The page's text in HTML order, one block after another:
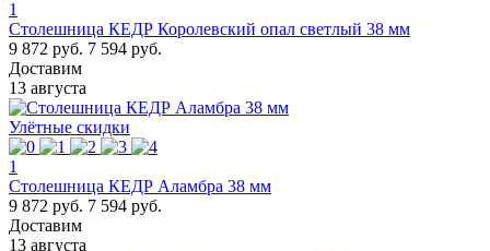
1
Столешница КЕДР Королевский опал светлый 38 мм
9 872 руб. 7 594 руб.
Доставим
13 августа
Улётные скидки
1
Столешница КЕДР Аламбра 38 мм
9 872 руб. 7 594 руб.
Доставим
13 августа